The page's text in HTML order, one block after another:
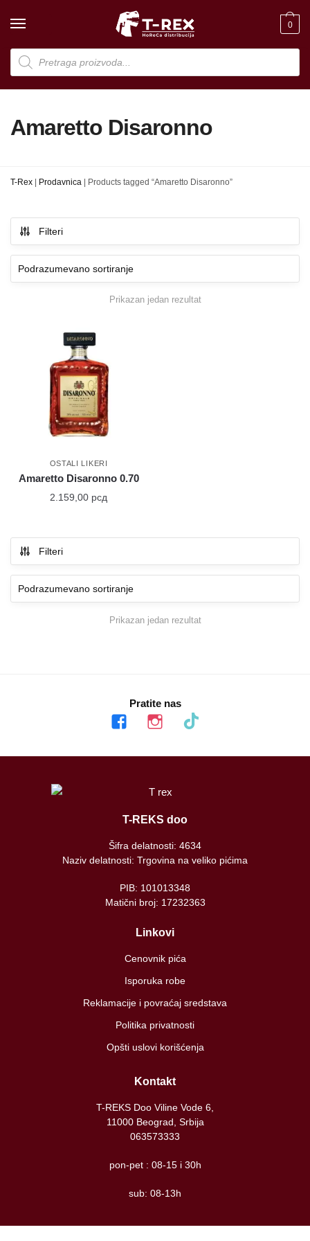
Products
search
0
Amaretto Disaronno
T-Rex | Prodavnica | Products tagged “Amaretto Disaronno”
Filteri
Prikazan jedan rezultat
OSTALI LIKERI
Amaretto Disaronno 0.70
2.159,00 рсд
Filteri
Prikazan jedan rezultat
Pratite nas
facebook instagram tiktok
T-REKS doo
Šifra delatnosti: 4634
Naziv delatnosti: Trgovina na veliko pićima
PIB: 101013348
Matični broj: 17232363
Linkovi
Cenovnik pića
Isporuka robe
Reklamacije i povraćaj sredstava
Politika privatnosti
Opšti uslovi korišćenja
Kontakt
T-REKS Doo Viline Vode 6,
11000 Beograd, Srbija
063573333
pon-pet : 08-15 i 30h
sub: 08-13h